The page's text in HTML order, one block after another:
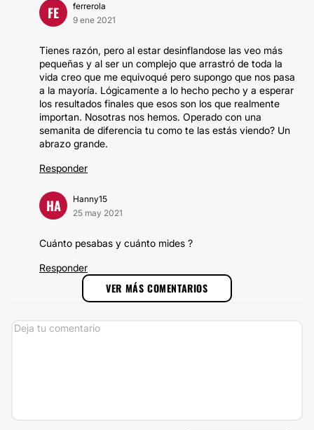
FE
ferrerola
9 ene 2021
Tienes razón, pero al estar desinflandose las veo más
pequeñas y al ser un complejo que arrastró de toda la
vida creo que me equivoqué pero supongo que nos pasa
a la mayoría. Lógicamente a lo hecho pecho y a esperar
los resultados finales que esos son los que realmente
importan. Nosotras nos hemos. Operado con una
semanita de diferencia tu como te las estás viendo? Un
abrazo grande.
Responder
HA
Hanny15
25 may 2021
Cuánto pesabas y cuánto mides ?
Responder
VER MÁS COMENTARIOS